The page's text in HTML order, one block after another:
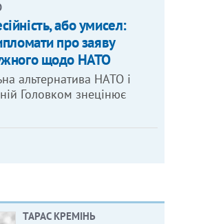
або умисел:
про заяву
щодо НАТО
альтернатива НАТО і
Головком знецінює
ТАРАС КРЕМІНЬ